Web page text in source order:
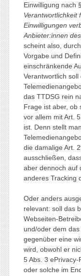
Einwilligung nach
Verantwortlichkeit
Einwilligungen
Anbieter:innen
scheint also,
Vorgabe und
einschränkende
Verantwortlich
das TTDSG rein
Frage ist aber, ob
vor allem mit Art.
ist. Denn stellt
die damalige Art.
ausschließen,
aber dennoch auf
anderes Tracking
Oder anders
relevant: soll das
Webseiten-
und/oder dem
gegenüber eine
wird, obwohl er
5 Abs. 3
oder solche im